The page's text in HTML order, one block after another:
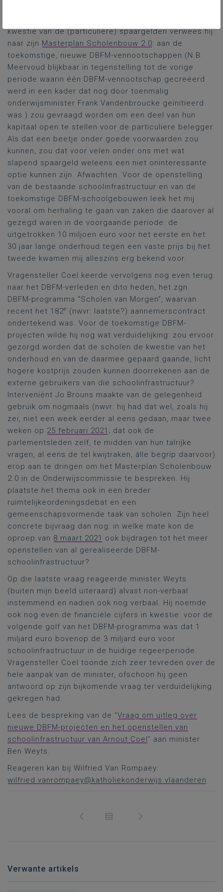
kwestie van de (particuliere) spaargelden verwees hij
naar zijn Masterplan Scholenbouw 2.0: aan de
toekomstige, nieuwe DBFM-vennootschappen (N.B.
Meervoud blijkbaar in tegenstelling tot de vorige
periode waarin één DBFM-vennootschap gecreëerd
werd in een kader dat nog door toenmalig
onderwijsminister Frank Vandenbroucke geïnitieerd
was.) zou gevraagd worden om een deel van hun
kapitaal open te stellen voor de particuliere belegger.
Als dat een beetje onder goede voorwaarden zou
kunnen, zou dat voor velen onder ons met wat
slapend spaargeld weleens een niet oninteressante
optie kunnen zijn. Afwachten. Voor de openstelling
van de bestaande schoolinfrastructuur en van de
toekomstige DBFM-schoolgebouwen leek het mij
vooral om herhaling te gaan van zaken die daarover al
gezegd waren in de voorgaande periode: de
uitgetrokken 10 miljoen euro voor het eerste en het
30 jaar lange onderhoud tegen een vaste prijs bij het
tweede kwamen mij alleszins erg bekend voor.
Vragensteller Coel keerde vervolgens nog even terug
naar het DBFM-verleden en dito heden, het zgn.
DBFM-programma “Scholen van Morgen”, waarvan
recent het 182e (nwvr: laatste?) aannemerscontract
ondertekend was. Voor de toekomstige DBFM-
projecten wilde hij nog wat verduidelijking: zou ervoor
gezorgd worden dat de scholen de kwestie van het
onderhoud en van de daarmee gepaard gaande, licht
hogere kostprijs zouden kunnen doorrekenen aan de
externe gebruikers van die schoolinfrastructuur?
Interveniënt Jo Brouns maakte van de gelegenheid
gebruik om nogmaals (nwvr: hij had dat wel, zoals hij
zei, niet een week eerder al eens gedaan, maar twee
weken op 25 februari 2021 ; dat ook de
parlementsleden zelf, te midden van hun talrijke
vragen, al eens de tel kwijtraken, álle begrip daarvoor)
erop aan te dringen om het Masterplan Scholenbouw
2.0 in de Onderwijscommissie te bespreken. Hij
plaatste het thema ook in een breder
ruimtelijkeordeningsdebat en een
gemeenschapsvormende taak van scholen. Zijn heel
concrete bijvraag dan nog: in welke mate kon de
oproep van 8 maart 2021 ook bijdragen tot het meer
openstellen van al gerealiseerde DBFM-
schoolinfrastructuur?
Op die laatste vraag reageerde minister Weyts
(buiten mijn beeld uiteraard) alvast non-verbaal
instemmend en nadien ook nog verbaal. Hij noemde
ook nog even de financiële cijfers in kwestie: voor de
volgende golf van het DBFM-programma was dat 1
miljard euro bovenop de 3 miljard euro voor
schoolinfrastructuur in de huidige regeerperiode.
Vragensteller Coel toonde zich zeer tevreden over de
hele aanpak van de minister, ofschoon hij geen
antwoord op zijn bijkomende vraag ter verduidelijking
gekregen had.
Lees de bespreking van de “Vraag om uitleg over
nieuwe DBFM-projecten en het openstellen van
schoolinfrastructuur van Arnout Coel” aan minister
Ben Weyts.
Reageren kan bij Wilfried Van Rompaey:
wilfried.vanrompaey@katholiekonderwijs.vlaanderen
Verwante artikels